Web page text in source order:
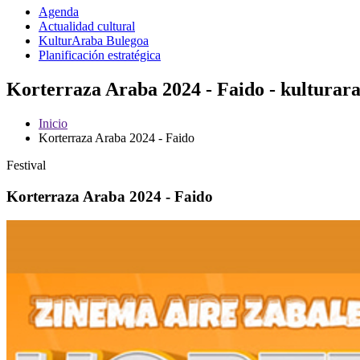
Agenda
Actualidad cultural
KulturAraba Bulegoa
Planificación estratégica
Korterraza Araba 2024 - Faido -
Inicio
Korterraza Araba 2024 - Faido
Festival
Korterraza Araba 2024 - Faido